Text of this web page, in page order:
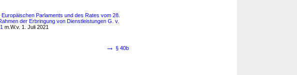
Parlaments und des Rates vom 28.
der Erbringung von Dienstleistungen G. v.
m.W.v. 1. Juli 2021
→ § 40b